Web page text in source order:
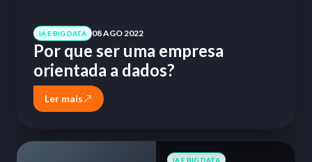
IA E BIG DATA 08 AGO 2022
Por que ser uma empresa
orientada a dados?
Ler mais
IA E BIG DATA